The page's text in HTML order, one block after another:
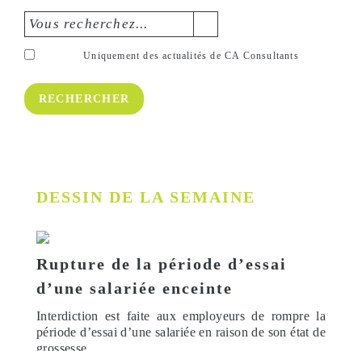
Vous recherchez...
Uniquement des actualités de CA Consultants
DESSIN DE LA SEMAINE
Rupture de la période d’essai
d’une salariée enceinte
Interdiction est faite aux employeurs de rompre la
période d’essai d’une salariée en raison de son état de
grossesse.